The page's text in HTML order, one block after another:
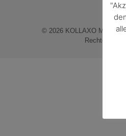
© 2026 KOLLAXO Markt
Rechte